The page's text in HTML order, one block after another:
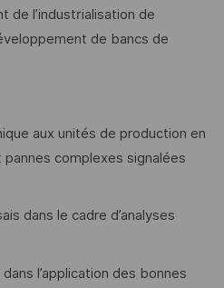
de l’industrialisation de
de bancs de
aux unités de production en
complexes signalées
dans le cadre d’analyses
l’application des bonnes